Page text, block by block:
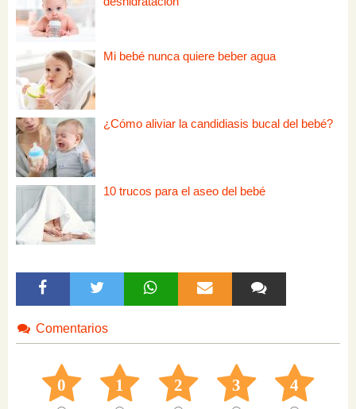
Mi bebé nunca quiere beber agua
¿Cómo aliviar la candidiasis bucal del bebé?
10 trucos para el aseo del bebé
Comentarios
0 1 2 3 4